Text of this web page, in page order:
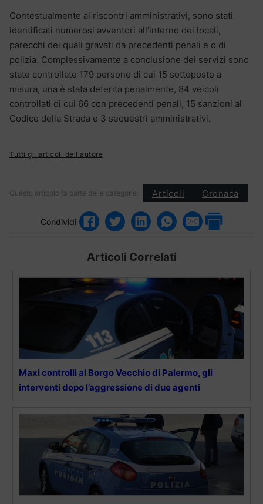
Contestualmente ai riscontri amministrativi, sono stati
identificati numerosi avventori all’interno dei locali,
parecchi dei quali gravati da precedenti penali e o di
polizia. Complessivamente a conclusione dei servizi sono
state controllate 179 persone di cui 15 sottoposte a
misura, una è stata deferita penalmente, 84 veicoli
controllati di cui 66 con precedenti penali, 15 sanzioni al
Codice della Strada e 3 sequestri amministrativi.
Tutti gli articoli dell'autore
Questo articolo fa parte delle categorie: Articoli Cronaca
Condividi
Articoli Correlati
Maxi controlli al Borgo Vecchio di Palermo, gli
interventi dopo l’aggressione di due agenti